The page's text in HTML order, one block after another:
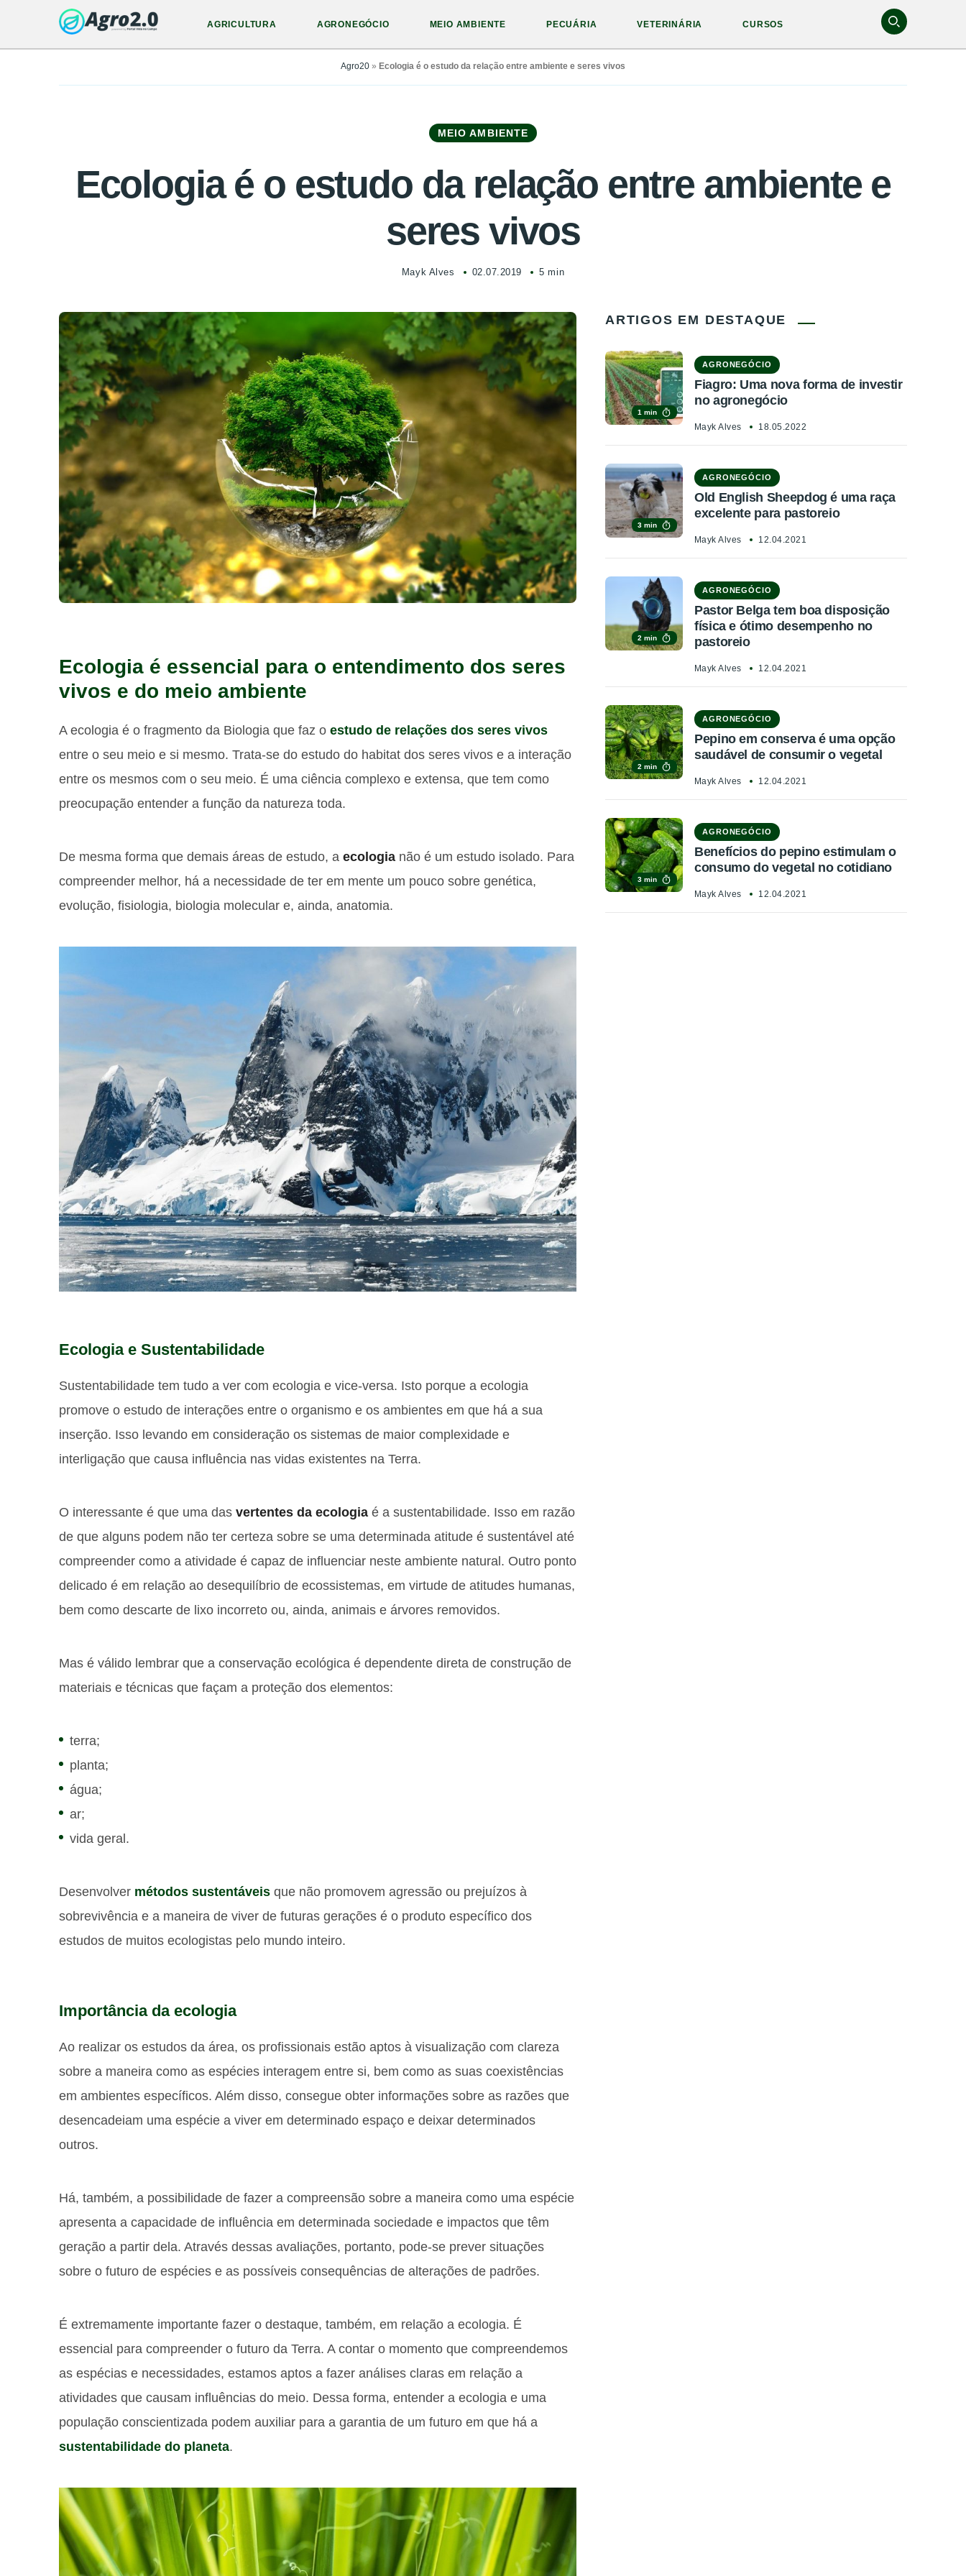
AGRICULTURA AGRONEGÓCIO MEIO AMBIENTE PECUÁRIA VETERINÁRIA CURSOS
Agro20 » Ecologia é o estudo da relação entre ambiente e seres vivos
MEIO AMBIENTE
Ecologia é o estudo da relação entre ambiente e
seres vivos
Mayk Alves 02.07.2019 5 min
Ecologia é essencial para o entendimento dos seres
vivos e do meio ambiente
A ecologia é o fragmento da Biologia que faz o estudo de relações dos seres vivos
entre o seu meio e si mesmo. Trata-se do estudo do habitat dos seres vivos e a interação
entre os mesmos com o seu meio. É uma ciência complexo e extensa, que tem como
preocupação entender a função da natureza toda.
De mesma forma que demais áreas de estudo, a ecologia não é um estudo isolado. Para
compreender melhor, há a necessidade de ter em mente um pouco sobre genética,
evolução, fisiologia, biologia molecular e, ainda, anatomia.
Ecologia e Sustentabilidade
Sustentabilidade tem tudo a ver com ecologia e vice-versa. Isto porque a ecologia
promove o estudo de interações entre o organismo e os ambientes em que há a sua
inserção. Isso levando em consideração os sistemas de maior complexidade e
interligação que causa influência nas vidas existentes na Terra.
O interessante é que uma das vertentes da ecologia é a sustentabilidade. Isso em razão
de que alguns podem não ter certeza sobre se uma determinada atitude é sustentável até
compreender como a atividade é capaz de influenciar neste ambiente natural. Outro ponto
delicado é em relação ao desequilíbrio de ecossistemas, em virtude de atitudes humanas,
bem como descarte de lixo incorreto ou, ainda, animais e árvores removidos.
Mas é válido lembrar que a conservação ecológica é dependente direta de construção de
materiais e técnicas que façam a proteção dos elementos:
terra;
planta;
água;
ar;
vida geral.
Desenvolver métodos sustentáveis que não promovem agressão ou prejuízos à
sobrevivência e a maneira de viver de futuras gerações é o produto específico dos
estudos de muitos ecologistas pelo mundo inteiro.
Importância da ecologia
Ao realizar os estudos da área, os profissionais estão aptos à visualização com clareza
sobre a maneira como as espécies interagem entre si, bem como as suas coexistências
em ambientes específicos. Além disso, consegue obter informações sobre as razões que
desencadeiam uma espécie a viver em determinado espaço e deixar determinados
outros.
Há, também, a possibilidade de fazer a compreensão sobre a maneira como uma espécie
apresenta a capacidade de influência em determinada sociedade e impactos que têm
geração a partir dela. Através dessas avaliações, portanto, pode-se prever situações
sobre o futuro de espécies e as possíveis consequências de alterações de padrões.
É extremamente importante fazer o destaque, também, em relação a ecologia. É
essencial para compreender o futuro da Terra. A contar o momento que compreendemos
as espécias e necessidades, estamos aptos a fazer análises claras em relação a
atividades que causam influências do meio. Dessa forma, entender a ecologia e uma
população conscientizada podem auxiliar para a garantia de um futuro em que há a
sustentabilidade do planeta.
ARTIGOS EM DESTAQUE
1 min
AGRONEGÓCIO
Fiagro: Uma nova forma de investir
no agronegócio
Mayk Alves 18.05.2022
3 min
AGRONEGÓCIO
Old English Sheepdog é uma raça
excelente para pastoreio
Mayk Alves 12.04.2021
2 min
AGRONEGÓCIO
Pastor Belga tem boa disposição
física e ótimo desempenho no
pastoreio
Mayk Alves 12.04.2021
2 min
AGRONEGÓCIO
Pepino em conserva é uma opção
saudável de consumir o vegetal
Mayk Alves 12.04.2021
3 min
AGRONEGÓCIO
Benefícios do pepino estimulam o
consumo do vegetal no cotidiano
Mayk Alves 12.04.2021